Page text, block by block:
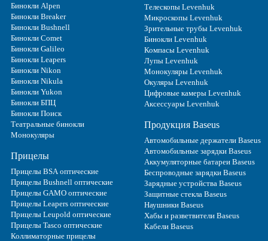
Бинокли Alpen
Бинокли Breaker
Бинокли Bushnell
Бинокли Comet
Бинокли Galileo
Бинокли Leapers
Бинокли Nikon
Бинокли Nikula
Бинокли Yukon
Бинокли БПЦ
Бинокли Поиск
Театральные бинокли
Монокуляры
Прицелы
Прицелы BSA оптические
Прицелы Bushnell оптические
Прицелы GAMO оптические
Прицелы Leapers оптические
Прицелы Leupold оптические
Прицелы Tasco оптические
Коллиматорные прицелы
Телескопы Levenhuk
Микроскопы Levenhuk
Зрительные трубы Levenhuk
Бинокли Levenhuk
Компасы Levenhuk
Лупы Levenhuk
Монокуляры Levenhuk
Окуляры Levenhuk
Цифровые камеры Levenhuk
Аксессуары Levenhuk
Продукция Baseus
Автомобильные держатели Baseus
Автомобильные зарядки Baseus
Аккумуляторные батареи Baseus
Беспроводные зарядки Baseus
Зарядные устройства Baseus
Защитные стекла Baseus
Наушники Baseus
Хабы и разветвители Baseus
Кабели Baseus